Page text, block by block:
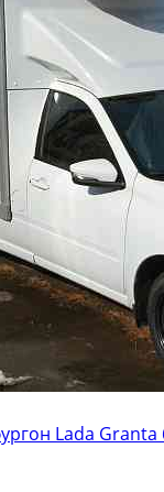
Lada Granta